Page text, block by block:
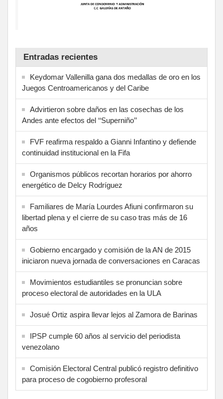
Entradas recientes
Keydomar Vallenilla gana dos medallas de oro en los
Juegos Centroamericanos y del Caribe
Advirtieron sobre daños en las cosechas de los
Andes ante efectos del ‘‘Superniño’’
FVF reafirma respaldo a Gianni Infantino y defiende
continuidad institucional en la Fifa
Organismos públicos recortan horarios por ahorro
energético de Delcy Rodríguez
Familiares de María Lourdes Afiuni confirmaron su
libertad plena y el cierre de su caso tras más de 16
años
Gobierno encargado y comisión de la AN de 2015
iniciaron nueva jornada de conversaciones en Caracas
Movimientos estudiantiles se pronuncian sobre
proceso electoral de autoridades en la ULA
Josué Ortiz aspira llevar lejos al Zamora de Barinas
IPSP cumple 60 años al servicio del periodista
venezolano
Comisión Electoral Central publicó registro definitivo
para proceso de cogobierno profesoral